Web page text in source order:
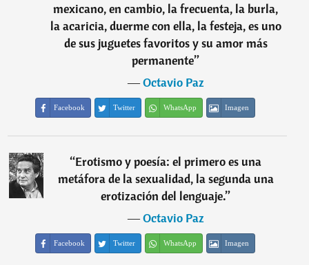
mexicano, en cambio, la frecuenta, la burla,
la acaricia, duerme con ella, la festeja, es uno
de sus juguetes favoritos y su amor más
permanente”
―Octavio Paz
Facebook Twitter WhatsApp Imagen
“Erotismo y poesía: el primero es una
metáfora de la sexualidad, la segunda una
erotización del lenguaje.”
―Octavio Paz
Facebook Twitter WhatsApp Imagen